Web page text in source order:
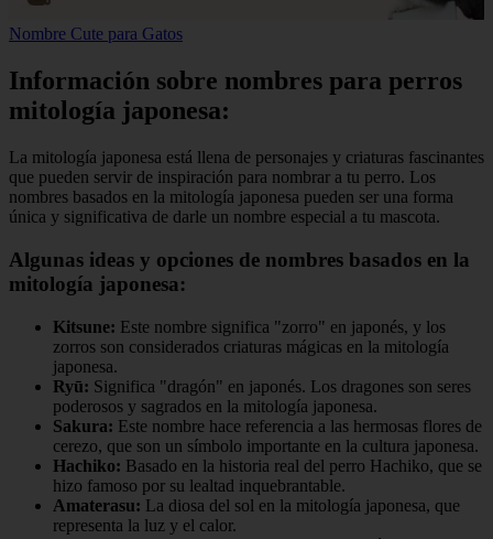
Nombre Cute para Gatos
Información sobre nombres para perros
mitología japonesa:
La mitología japonesa está llena de personajes y criaturas fascinantes
que pueden servir de inspiración para nombrar a tu perro. Los
nombres basados en la mitología japonesa pueden ser una forma
única y significativa de darle un nombre especial a tu mascota.
Algunas ideas y opciones de nombres basados en la
mitología japonesa:
Kitsune: Este nombre significa "zorro" en japonés, y los
zorros son considerados criaturas mágicas en la mitología
japonesa.
Ryū: Significa "dragón" en japonés. Los dragones son seres
poderosos y sagrados en la mitología japonesa.
Sakura: Este nombre hace referencia a las hermosas flores de
cerezo, que son un símbolo importante en la cultura japonesa.
Hachiko: Basado en la historia real del perro Hachiko, que se
hizo famoso por su lealtad inquebrantable.
Amaterasu: La diosa del sol en la mitología japonesa, que
representa la luz y el calor.